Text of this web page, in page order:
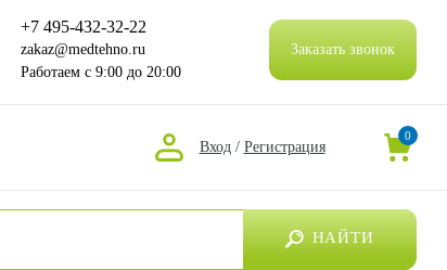
+7 495-432-32-22
zakaz@medtehno.ru
Работаем с 9:00 до 20:00
Заказать звонок
Вход / Регистрация
0
НАЙТИ